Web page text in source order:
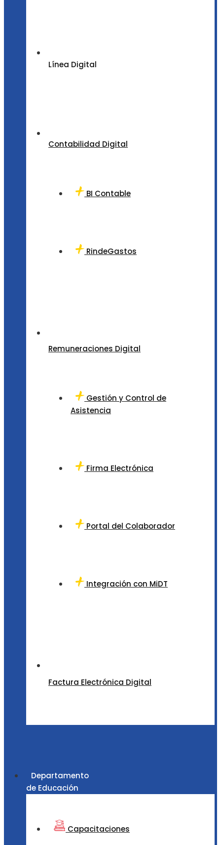
Línea Digital
Contabilidad Digital
BI Contable
RindeGastos
Remuneraciones Digital
Gestión y Control de
Asistencia
Firma Electrónica
Portal del Colaborador
Integración con MiDT
Factura Electrónica Digital
Departamento
de Educación
Capacitaciones